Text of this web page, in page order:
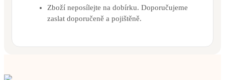
Zboží neposílejte na dobírku. Doporučujeme
zaslat doporučeně a pojištěně.